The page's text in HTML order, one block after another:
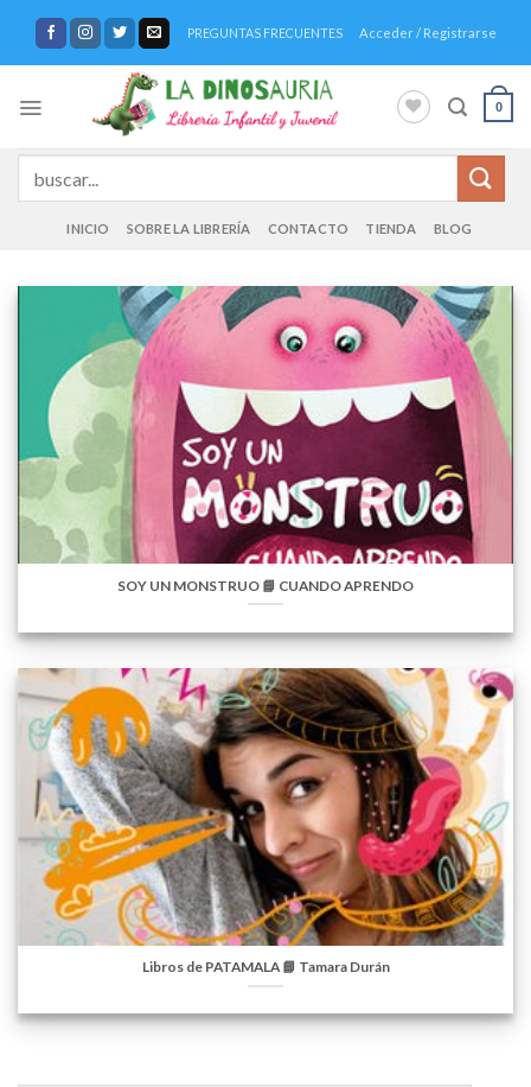
contenido
PREGUNTAS FRECUENTES Acceder / Registrarse
0
INICIO SOBRE LA LIBRERÍA CONTACTO TIENDA BLOG
SOY UN MONSTRUO 📘 CUANDO APRENDO
Libros de PATAMALA 📘 Tamara Durán